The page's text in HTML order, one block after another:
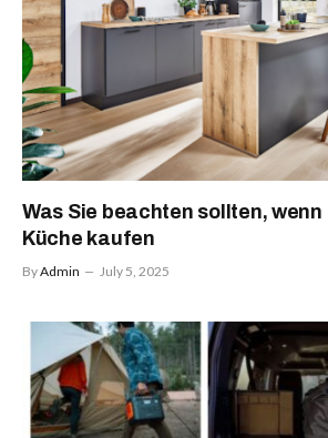
Was Sie beachten sollten, wenn
Küche kaufen
ByAdmin July 5, 2025